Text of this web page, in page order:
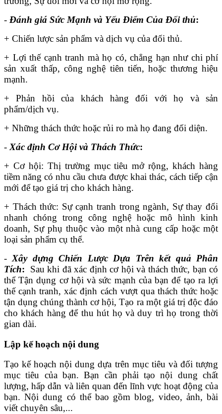
- Đánh giá Sức Mạnh và Yếu Điểm Của Đối thủ:
+ Chiến lược sản phẩm và dịch vụ của đối thủ.
+ Lợi thế cạnh tranh mà họ có, chẳng hạn như chi phí
sản xuất thấp, công nghệ tiên tiến, hoặc thương hiệu
mạnh.
+ Phản hồi của khách hàng đối với họ và sản
phẩm/dịch vụ.
+ Những thách thức hoặc rủi ro mà họ đang đối diện.
- Xác định Cơ Hội và Thách Thức:
+ Cơ hội: Thị trường mục tiêu mở rộng, khách hàng
tiềm năng có nhu cầu chưa được khai thác, cách tiếp cận
mới để tạo giá trị cho khách hàng.
+ Thách thức: Sự cạnh tranh trong ngành, Sự thay đổi
nhanh chóng trong công nghệ hoặc mô hình kinh
doanh, Sự phụ thuộc vào một nhà cung cấp hoặc một
loại sản phẩm cụ thể.
- Xây dựng Chiến Lược Dựa Trên kết quả Phân
Tích: Sau khi đã xác định cơ hội và thách thức, bạn có
thể Tận dụng cơ hội và sức mạnh của bạn để tạo ra lợi
thế cạnh tranh, xác định cách vượt qua thách thức hoặc
tận dụng chúng thành cơ hội, Tạo ra một giá trị độc đáo
cho khách hàng để thu hút họ và duy trì họ trong thời
gian dài.
Lập kế hoạch nội dung
Tạo kế hoạch nội dung dựa trên mục tiêu và đối tượng
mục tiêu của bạn. Bạn cần phải tạo nội dung chất
lượng, hấp dẫn và liên quan đến lĩnh vực hoạt động của
bạn. Nội dung có thể bao gồm blog, video, ảnh, bài
viết chuyên sâu,...